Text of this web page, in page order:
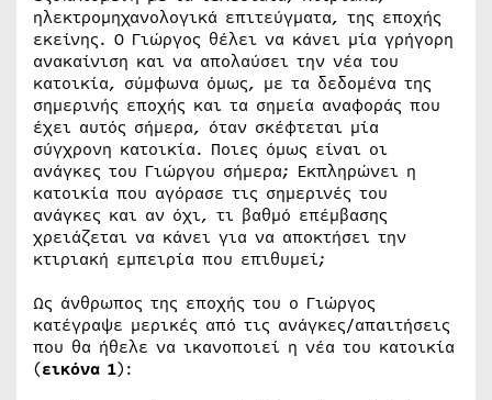
ηλεκτρομηχανολογικά επιτεύγματα, της εποχής
εκείνης. Ο Γιώργος θέλει να κάνει μία γρήγορη
ανακαίνιση και να απολαύσει την νέα του
κατοικία, σύμφωνα όμως, με τα δεδομένα της
σημερινής εποχής και τα σημεία αναφοράς που
έχει αυτός σήμερα, όταν σκέφτεται μία
σύγχρονη κατοικία. Ποιες όμως είναι οι
ανάγκες του Γιώργου σήμερα; Εκπληρώνει η
κατοικία που αγόρασε τις σημερινές του
ανάγκες και αν όχι, τι βαθμό επέμβασης
χρειάζεται να κάνει για να αποκτήσει την
κτιριακή εμπειρία που επιθυμεί;
Ως άνθρωπος της εποχής του ο Γιώργος
κατέγραψε μερικές από τις ανάγκες/απαιτήσεις
που θα ήθελε να ικανοποιεί η νέα του κατοικία
(εικόνα 1):